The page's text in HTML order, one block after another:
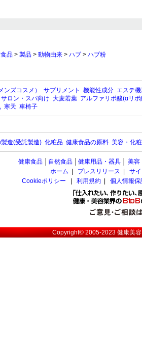
品 > 製品 > 動物由来 > ハブ > ハブ粉
ンズコスメ） サプリメント 機能性成分 エステ
ロン・スパ向け 大麦若葉 アルファリポ酸(αリポ
寒天 車椅子
造(受託製造) 化粧品 健康食品の原料 美容・化
健康食品 自然食品 健康用品・器具 美容
ホーム
プレスリリース
サ
Cookieポリシー
利用規約 個人情報
Copyright© 2005-2023健康美